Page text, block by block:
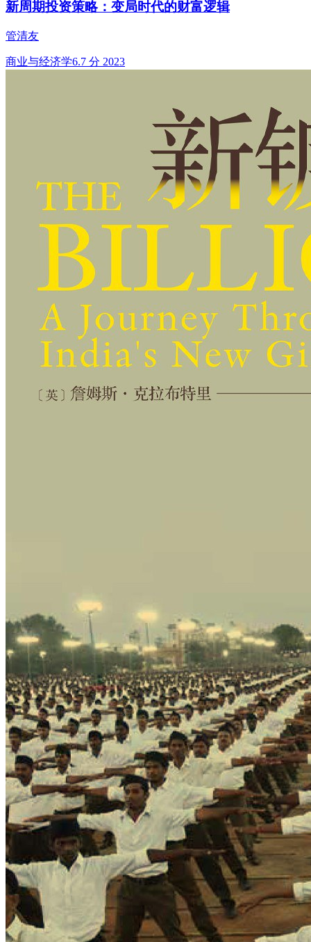
新周期投资策略：变局时代的财富逻辑
管清友
商业与经济学6.7 分 2023